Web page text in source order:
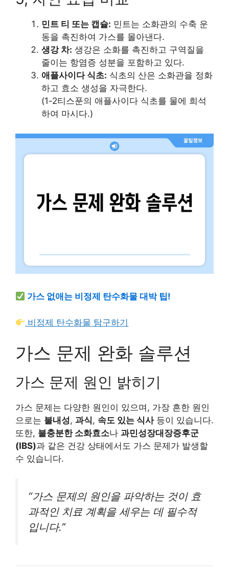
민트 티 또는 캡슐: 민트는 소화관의 수축 운
동을 촉진하여 가스를 몰아낸다.
생강 차: 생강은 소화를 촉진하고 구역질을
줄이는 항염증 성분을 포함하고 있다.
애플사이다 식초: 식초의 산은 소화관을 정화
하고 효소 생성을 자극한다.
(1-2티스푼의 애플사이다 식초를 물에 희석
하여 마시다.)
가스 없애는 비정제 탄수화물 대박 팁!
비정제 탄수화물 탐구하기
가스 문제 완화 솔루션
가스 문제 원인 밝히기
가스 문제는 다양한 원인이 있으며, 가장 흔한 원인
으로는 불내성, 과식, 속도 있는 식사등이 있습니다.
또한, 불충분한 소화효소나 과민성장대장증후군
(IBS)과 같은 건강 상태에서도 가스 문제가 발생할
수 있습니다.
“가스 문제의 원인을 파악하는 것이 효
과적인 치료 계획을 세우는 데 필수적
입니다.”